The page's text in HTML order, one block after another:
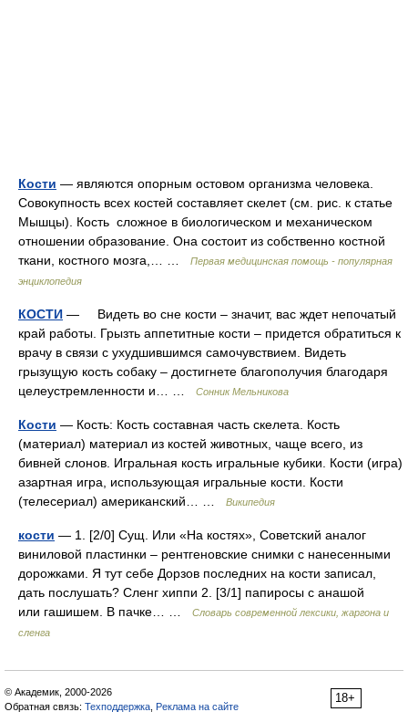
Кости — являются опорным остовом организма человека.
Совокупность всех костей составляет скелет (см. рис. к статье
Мышцы). Кость сложное в биологическом и механическом
отношении образование. Она состоит из собственно костной
ткани, костного мозга,… …
Первая медицинская помощь - популярная
энциклопедия
КОСТИ — Видеть во сне кости – значит, вас ждет непочатый
край работы. Грызть аппетитные кости – придется обратиться к
врачу в связи с ухудшившимся самочувствием. Видеть
грызущую кость собаку – достигнете благополучия благодаря
целеустремленности и… …
Сонник Мельникова
Кости — Кость: Кость составная часть скелета. Кость
(материал) материал из костей животных, чаще всего, из
бивней слонов. Игральная кость игральные кубики. Кости (игра)
азартная игра, использующая игральные кости. Кости
(телесериал) американский… …
Википедия
кости — 1. [2/0] Сущ. Или «На костях», Советский аналог
виниловой пластинки – рентгеновские снимки с нанесенными
дорожками. Я тут себе Дорзов последних на кости записал,
дать послушать? Сленг хиппи 2. [3/1] папиросы с анашой
или гашишем. В пачке… …
Cловарь современной лексики, жаргона и
сленга
18+
© Академик, 2000-2026
Обратная связь: Техподдержка Реклама на сайте